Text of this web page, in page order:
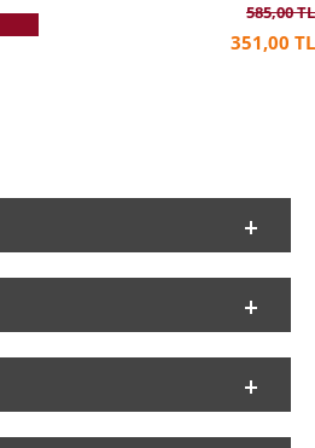
585,00 TL
351,00 TL